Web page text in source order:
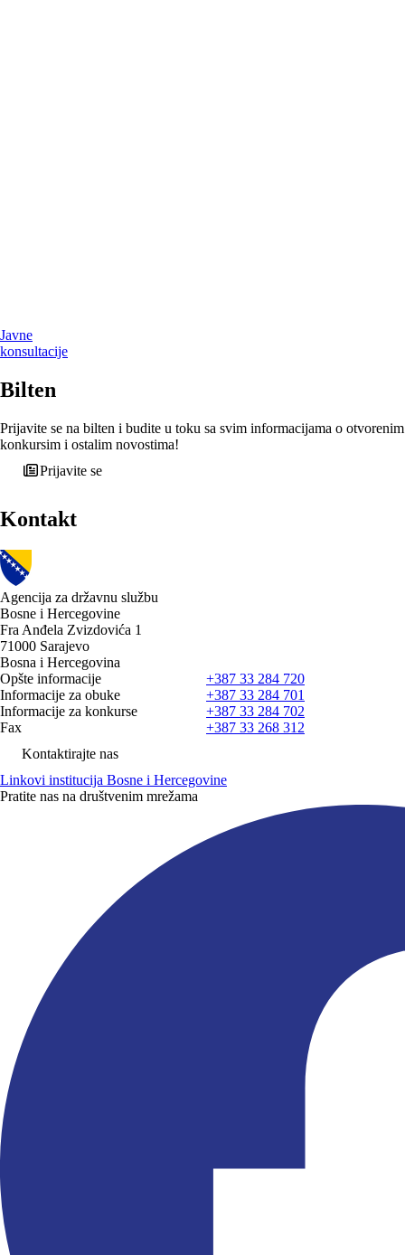
Javne
konsultacije
Bilten
Prijavite se na bilten i budite u toku sa svim informacijama o otvorenim
konkursim i ostalim novostima!
Prijavite se
Kontakt
Agencija za državnu službu
Bosne i Hercegovine
Fra Anđela Zvizdovića 1
71000 Sarajevo
Bosna i Hercegovina
Opšte informacije
+387 33 284 720
Informacije za obuke
+387 33 284 701
Informacije za konkurse
+387 33 284 702
Fax
+387 33 268 312
Kontaktirajte nas
Linkovi institucija Bosne i Hercegovine
Pratite nas na društvenim mrežama